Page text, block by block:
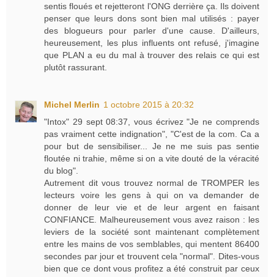
sentis floués et rejetteront l'ONG derrière ça. Ils doivent
penser que leurs dons sont bien mal utilisés : payer
des blogueurs pour parler d'une cause. D'ailleurs,
heureusement, les plus influents ont refusé, j'imagine
que PLAN a eu du mal à trouver des relais ce qui est
plutôt rassurant.
Michel Merlin 1 octobre 2015 à 20:32
"Intox" 29 sept 08:37, vous écrivez "Je ne comprends
pas vraiment cette indignation", "C'est de la com. Ca a
pour but de sensibiliser... Je ne me suis pas sentie
floutée ni trahie, même si on a vite douté de la véracité
du blog".
Autrement dit vous trouvez normal de TROMPER les
lecteurs voire les gens à qui on va demander de
donner de leur vie et de leur argent en faisant
CONFIANCE. Malheureusement vous avez raison : les
leviers de la société sont maintenant complètement
entre les mains de vos semblables, qui mentent 86400
secondes par jour et trouvent cela "normal". Dites-vous
bien que ce dont vous profitez a été construit par ceux